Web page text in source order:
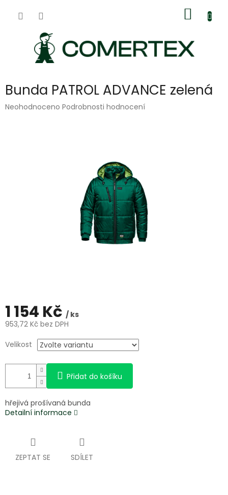
košík
Bunda PATROL ADVANCE zelená
Průměrné
Neohodnoceno Podrobnosti hodnocení
1 154 Kč / ks
953,72 Kč bez DPH
cena:
Velikost
Přidat do košíku
hřejivá prošívaná bunda
Detailní informace
ZEPTAT SE SDÍLET